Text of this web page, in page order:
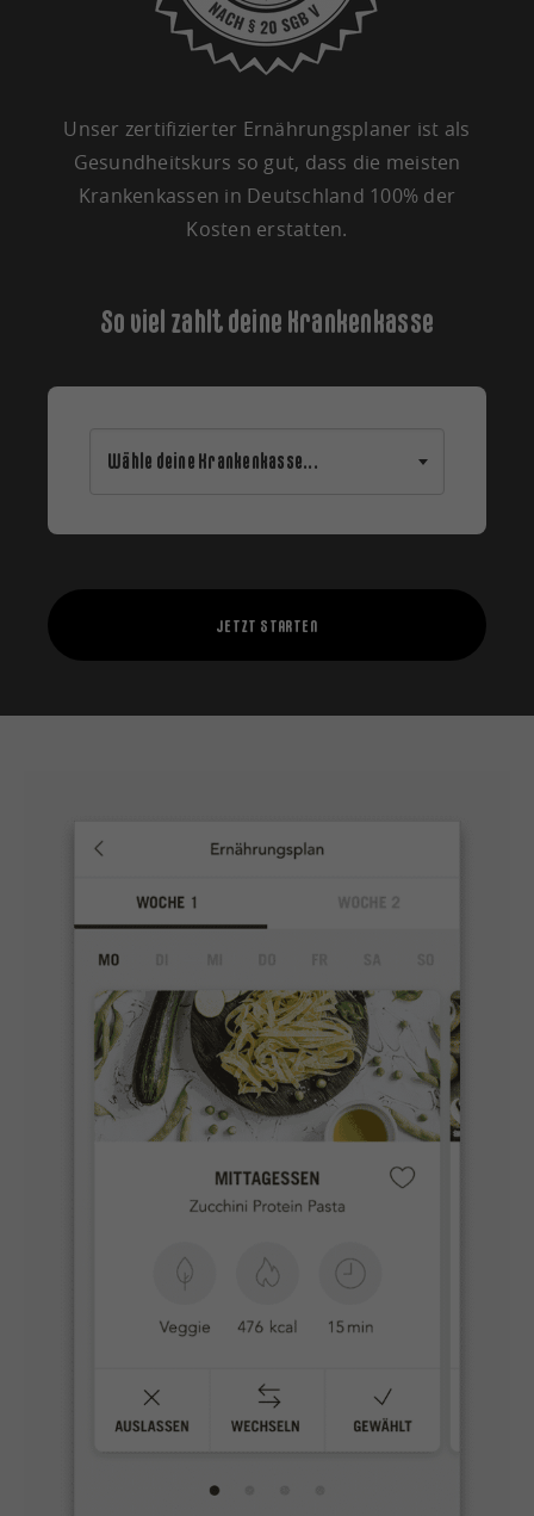
Unser zertifizierter Ernährungsplaner ist als
Gesundheitskurs so gut, dass die meisten
Krankenkassen in Deutschland 100% der
Kosten erstatten.
So viel zahlt deine Krankenkasse
Wähle deine Krankenkasse...
JETZT STARTEN